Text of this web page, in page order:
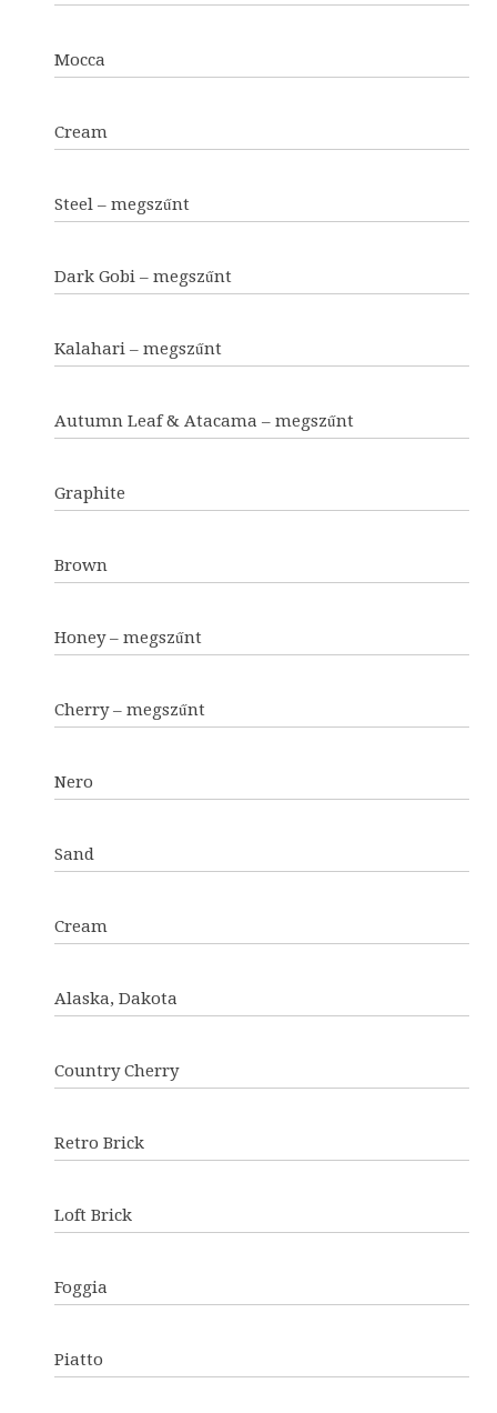
Mocca
Cream
Steel – megszűnt
Dark Gobi – megszűnt
Kalahari – megszűnt
Autumn Leaf & Atacama – megszűnt
Graphite
Brown
Honey – megszűnt
Cherry – megszűnt
Nero
Sand
Cream
Alaska, Dakota
Country Cherry
Retro Brick
Loft Brick
Foggia
Piatto